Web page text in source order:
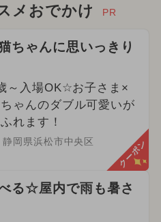
メおでかけ PR
ちゃんに思いっきり
～入場OK☆お子さま×
ゃんのダブル可愛いが
れます！
静岡県浜松市中央区 クーポン
る☆屋内で雨も暑さ